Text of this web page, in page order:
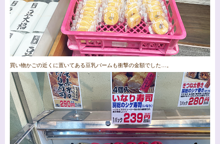
買い物かごの近くに置いてある豆乳バームも衝撃の金額でした…。